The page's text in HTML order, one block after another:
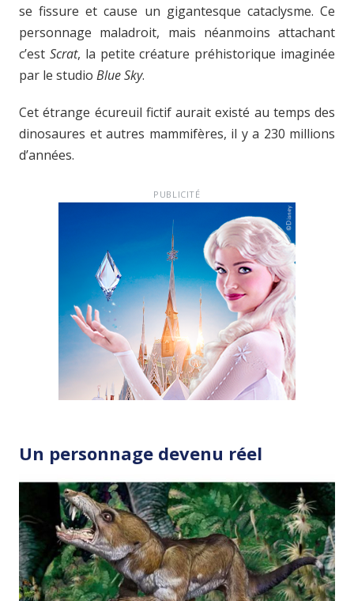
se fissure et cause un gigantesque cataclysme. Ce
personnage maladroit, mais néanmoins attachant
c’est Scrat, la petite créature préhistorique imaginée
par le studio Blue Sky.
Cet étrange écureuil fictif aurait existé au temps des
dinosaures et autres mammifères, il y a 230 millions
d’années.
PUBLICITÉ
Un personnage devenu réel